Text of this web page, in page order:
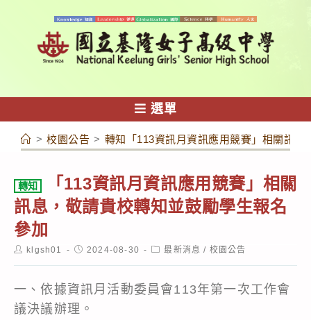
容
選單
> 校園公告 > 轉知「113資訊月資訊應用競賽」相關訊
轉知
「113資訊月資訊應用競賽」相關
訊息，敬請貴校轉知並鼓勵學生報名
參加
Postklgsh01
Post2024-08-30
Post最新消息 / 校園公告
一、依據資訊月活動委員會113年第一次工作會
議決議辦理。